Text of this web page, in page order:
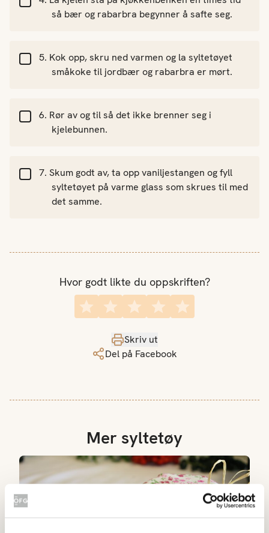
så bær og rabarbra begynner å safte seg.
Kok opp, skru ned varmen og la syltetøyet
småkoke til jordbær og rabarbra er mørt.
Rør av og til så det ikke brenner seg i
kjelebunnen.
Skum godt av, ta opp vaniljestangen og fyll
syltetøyet på varme glass som skrues til med
det samme.
Hvor godt likte du oppskriften?
Skriv ut
Del på Facebook
Mer syltetøy
Bringebærsyltetøy med stjerneanis